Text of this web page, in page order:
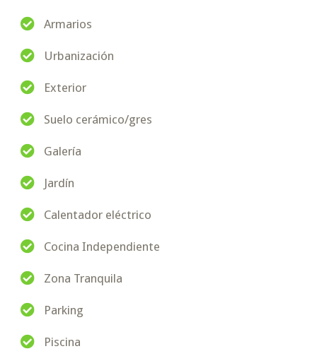
Armarios
Urbanización
Exterior
Suelo cerámico/gres
Galería
Jardín
Calentador eléctrico
Cocina Independiente
Zona Tranquila
Parking
Piscina